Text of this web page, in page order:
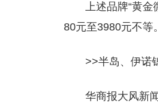
上述品牌“黄
80元至3980元不等。
>>半岛、伊诺
华商报大风新